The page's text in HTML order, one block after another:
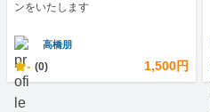
ンをいたします
高橋朋
- (0) 1,500円